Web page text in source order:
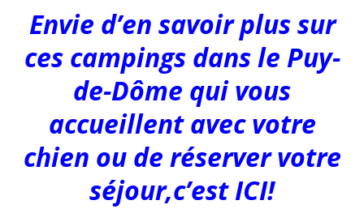
Envie d’en savoir plus sur
ces campings dans le Puy-
de-Dôme qui vous
accueillent avec votre
chien ou de réserver votre
séjour,c’est ICI!